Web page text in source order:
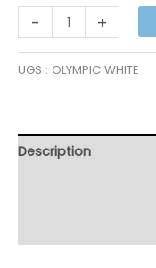
-
quantité
de
OLYMPIC
+
UGS : OLYMPIC WHITE
Description